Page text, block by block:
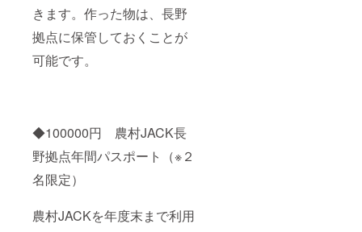
きます。作った物は、長野
拠点に保管しておくことが
可能です。
◆100000円 農村JACK長
野拠点年間パスポート（※２
名限定）
農村JACKを年度末まで利用